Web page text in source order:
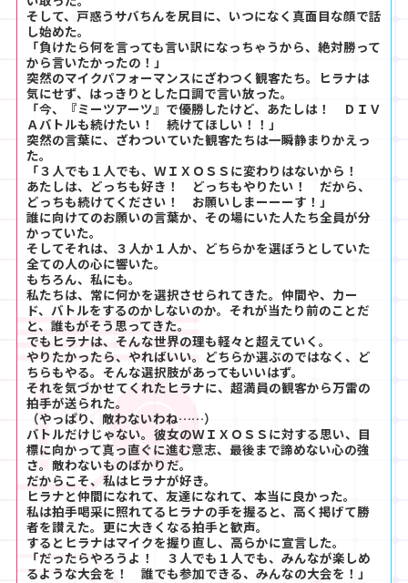
そして、戸惑うサバちんを尻目に、いつになく真面目な顔で話
し始めた。
「負けたら何を言っても言い訳になっちゃうから、絶対勝って
から言いたかったの！」
突然のマイクパフォーマンスにざわつく観客たち。ヒラナは
気にせず、はっきりとした口調で言い放った。
「今、『ミーツアーツ』で優勝したけど、あたしは！ ＤＩＶ
Ａバトルも続けたい！ 続けてほしい！！」
突然の言葉に、ざわついていた観客たちは一瞬静まりかえっ
た。
「３人でも１人でも、ＷＩＸＯＳＳに変わりはないから！
あたしは、どっちも好き！ どっちもやりたい！ だから、
どっちも続けてください！ お願いしまーーーす！」
誰に向けてのお願いの言葉か、その場にいた人たち全員が分
かっていた。
そしてそれは、３人か１人か、どちらかを選ぼうとしていた
全ての人の心に響いた。
もちろん、私にも。
私たちは、常に何かを選択させられてきた。仲間や、カー
ド、バトルをするのかしないのか。それが当たり前のことだ
と、誰もがそう思ってきた。
でもヒラナは、そんな世界の理も軽々と超えていく。
やりたかったら、やればいい。どちらか選ぶのではなく、ど
ちらもやる。そんな選択肢があってもいいはず。
それを気づかせてくれたヒラナに、超満員の観客から万雷の
拍手が送られた。
（やっぱり、敵わないわね……）
バトルだけじゃない。彼女のＷＩＸＯＳＳに対する思い、目
標に向かって真っ直ぐに進む意志、最後まで諦めない心の強
さ。敵わないものばかりだ。
だからこそ、私はヒラナが好き。
ヒラナと仲間になれて、友達になれて、本当に良かった。
私は拍手喝采に照れてるヒラナの手を握ると、高く掲げて勝
者を讃えた。更に大きくなる拍手と歓声。
するとヒラナはマイクを握り直し、高らかに宣言した。
「だったらやろうよ！ ３人でも１人でも、みんなが楽しめ
るような大会を！ 誰でも参加できる、みんなの大会を！」